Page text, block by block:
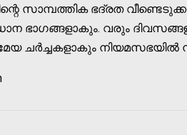
സാമ്പത്തിക ഭദ്രത
ഭാഗങ്ങളാകും. വരും
ചർച്ചകളാകും നിയമസഭയില്‍